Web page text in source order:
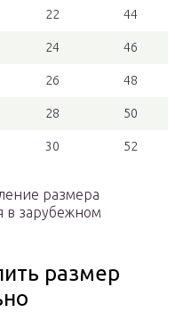
22 44
24 46
26 48
28 50
30 52
размера
в зарубежном
размер